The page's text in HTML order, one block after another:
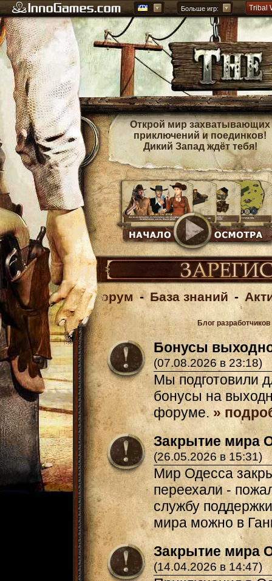
Больше игр: Tribal
Forge
Открой мир захватывающих
приключений и поединков!
Дикий Запад ждёт тебя!
Форум -База знаний -
Блог разработчиков
Бонусы
(07.08.2026 в 23:18)
Мы подготовили
бонусы на
форуме. »
Закрытие мира
(26.05.2026 в 15:31)
Мир Одесса
переехали -
службу
мира можно в
Закрытие мира
(14.04.2026 в 14:47)